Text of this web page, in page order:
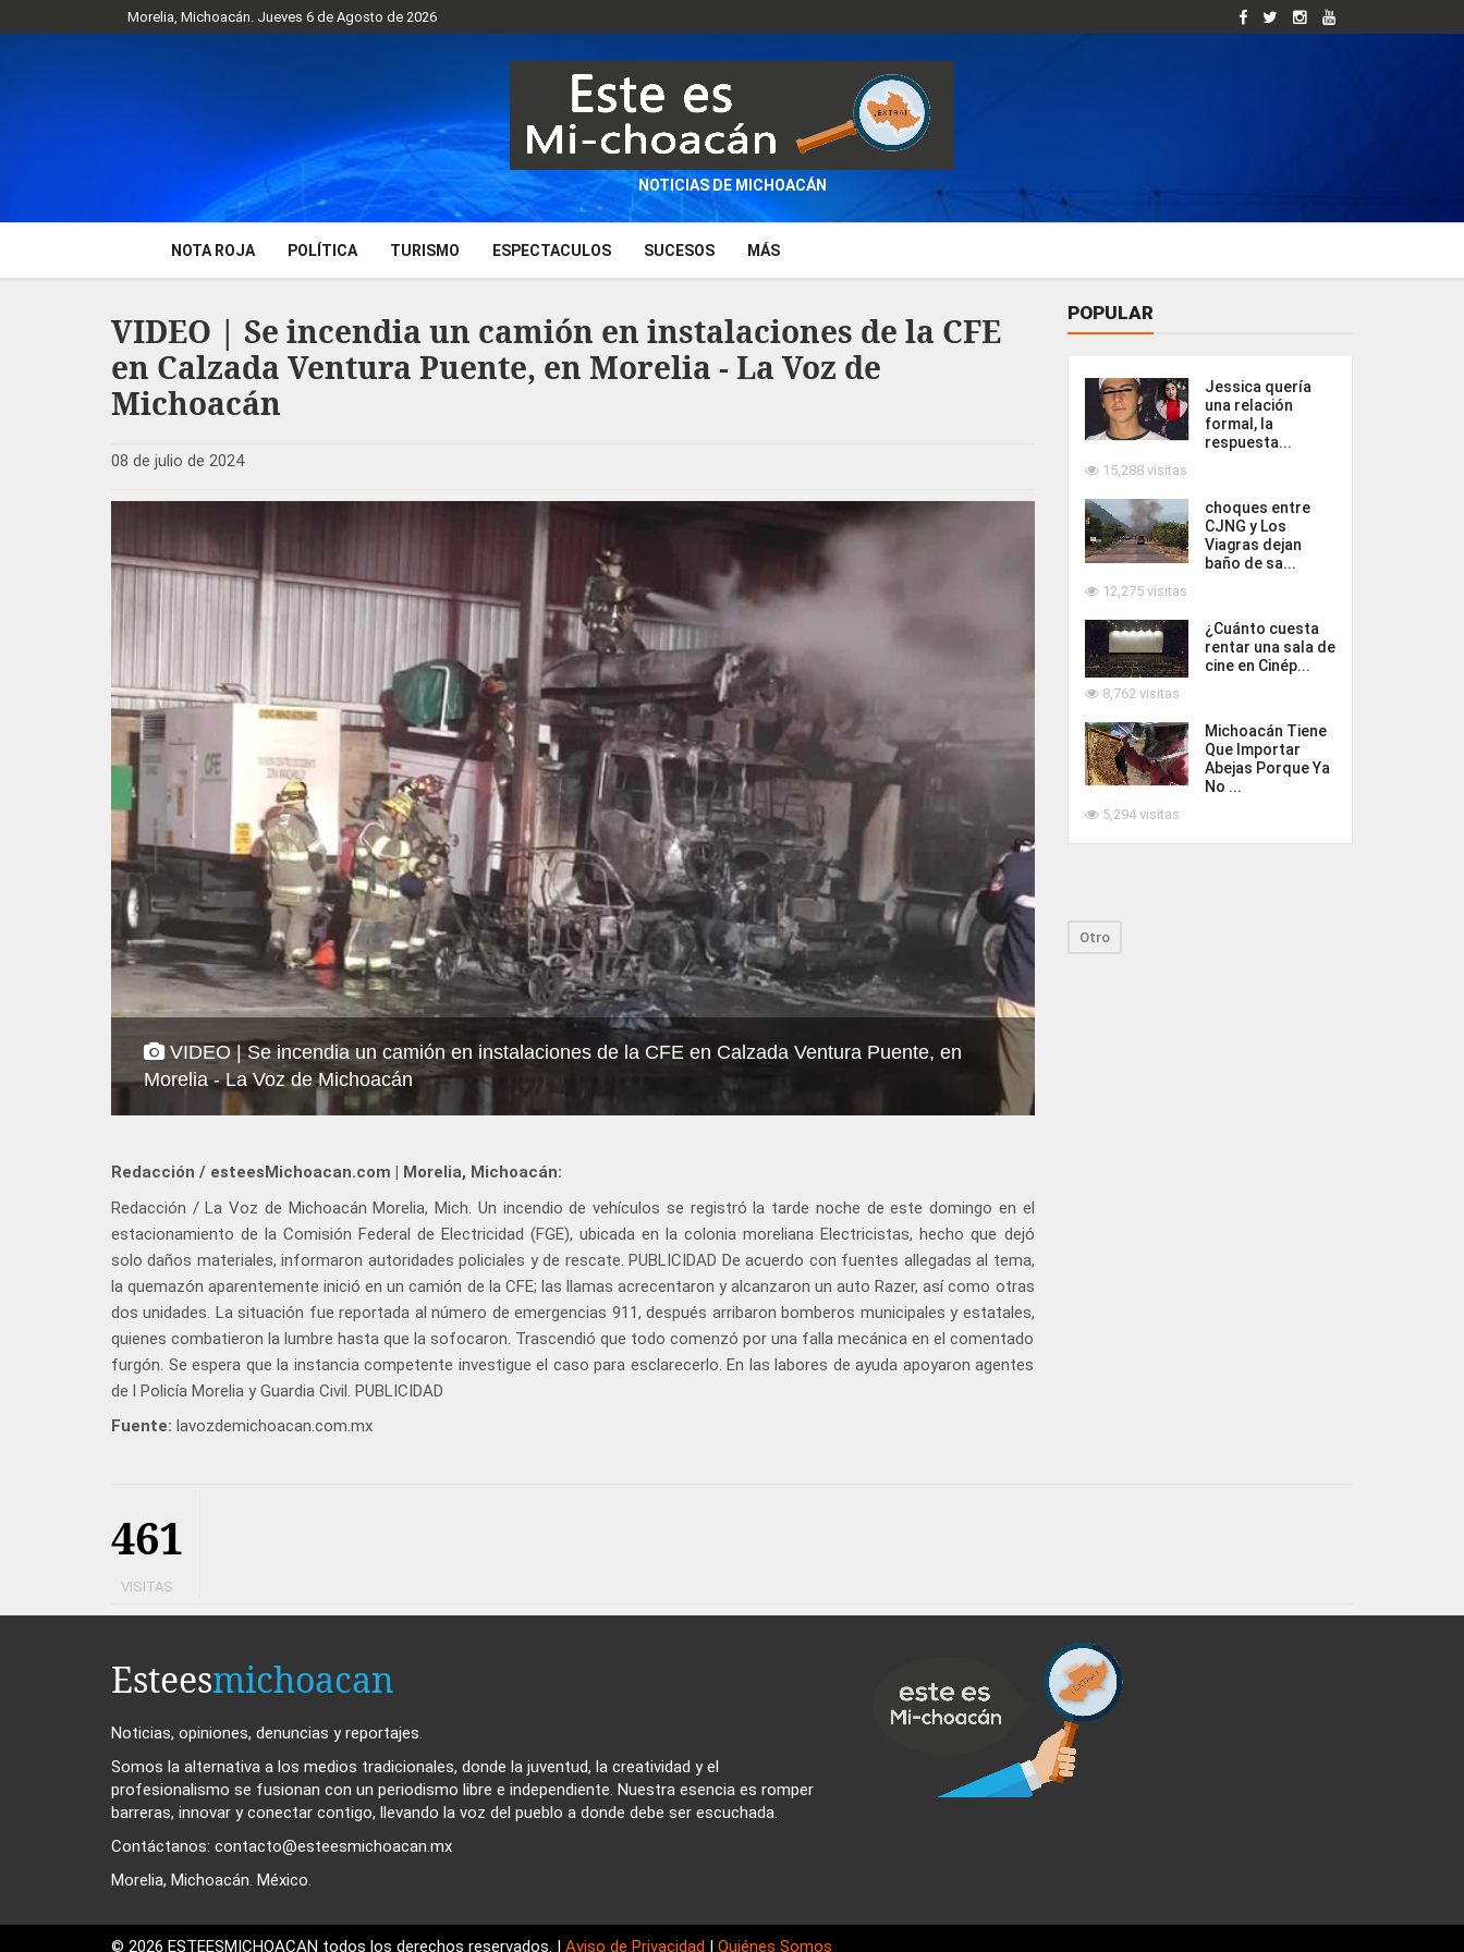
Morelia, Michoacán. Jueves 6 de Agosto de 2026
NOTICIAS DE MICHOACÁN
NOTA ROJA POLÍTICA TURISMO ESPECTACULOS SUCESOS MÁS
VIDEO | Se incendia un camión en instalaciones de la CFE
en Calzada Ventura Puente, en Morelia - La Voz de
Michoacán
08 de julio de 2024
VIDEO | Se incendia un camión en instalaciones de la CFE en Calzada Ventura Puente, en
Morelia - La Voz de Michoacán
Redacción / esteesMichoacan.com | Morelia, Michoacán:
Redacción / La Voz de Michoacán Morelia, Mich. Un incendio de vehículos se registró la tarde noche de este domingo en el
estacionamiento de la Comisión Federal de Electricidad (FGE), ubicada en la colonia moreliana Electricistas, hecho que dejó
solo daños materiales, informaron autoridades policiales y de rescate. PUBLICIDAD De acuerdo con fuentes allegadas al tema,
la quemazón aparentemente inició en un camión de la CFE; las llamas acrecentaron y alcanzaron un auto Razer, así como otras
dos unidades. La situación fue reportada al número de emergencias 911, después arribaron bomberos municipales y estatales,
quienes combatieron la lumbre hasta que la sofocaron. Trascendió que todo comenzó por una falla mecánica en el comentado
furgón. Se espera que la instancia competente investigue el caso para esclarecerlo. En las labores de ayuda apoyaron agentes
de l Policía Morelia y Guardia Civil. PUBLICIDAD
Fuente: lavozdemichoacan.com.mx
POPULAR
Jessica quería
una relación
formal, la
respuesta...
15,288 visitas
choques entre
CJNG y Los
Viagras dejan
baño de sa...
12,275 visitas
¿Cuánto cuesta
rentar una sala de
cine en Cinép...
8,762 visitas
Michoacán Tiene
Que Importar
Abejas Porque Ya
No ...
5,294 visitas
Otro
461
VISITAS
Esteesmichoacan
Noticias, opiniones, denuncias y reportajes.
Somos la alternativa a los medios tradicionales, donde la juventud, la creatividad y el
profesionalismo se fusionan con un periodismo libre e independiente. Nuestra esencia es romper
barreras, innovar y conectar contigo, llevando la voz del pueblo a donde debe ser escuchada.
Contáctanos: contacto@esteesmichoacan.mx
Morelia, Michoacán. México.
© 2026 ESTEESMICHOACAN todos los derechos reservados. | Aviso de Privacidad | Quiénes Somos